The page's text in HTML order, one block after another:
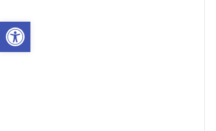
Deschide bara de unelte